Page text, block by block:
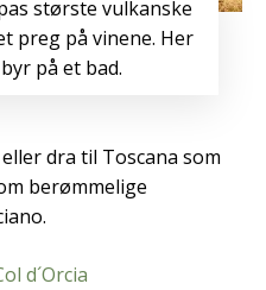
største vulkanske
preg på vinene. Her
på et bad.
dra til Toscana som
berømmelige
d´Orcia